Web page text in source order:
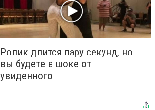
Ролик длится пару секунд, но
вы будете в шоке от
увиденного